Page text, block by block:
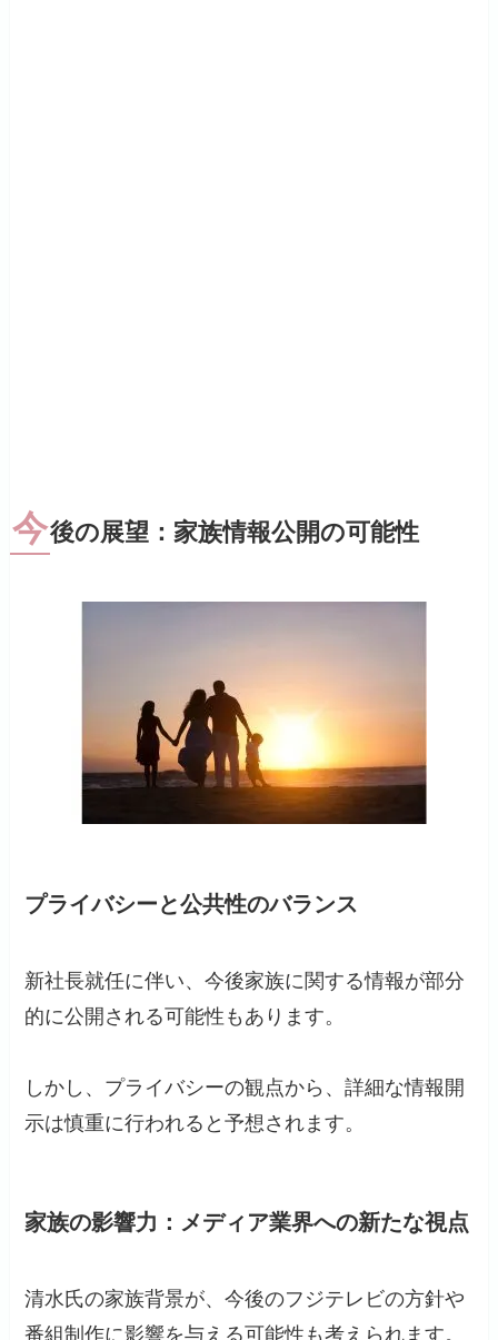
今後の展望：家族情報公開の可能性
プライバシーと公共性のバランス
新社長就任に伴い、今後家族に関する情報が部分
的に公開される可能性もあります。
しかし、プライバシーの観点から、詳細な情報開
示は慎重に行われると予想されます。
家族の影響力：メディア業界への新たな視点
清水氏の家族背景が、今後のフジテレビの方針や
番組制作に影響を与える可能性も考えられます。